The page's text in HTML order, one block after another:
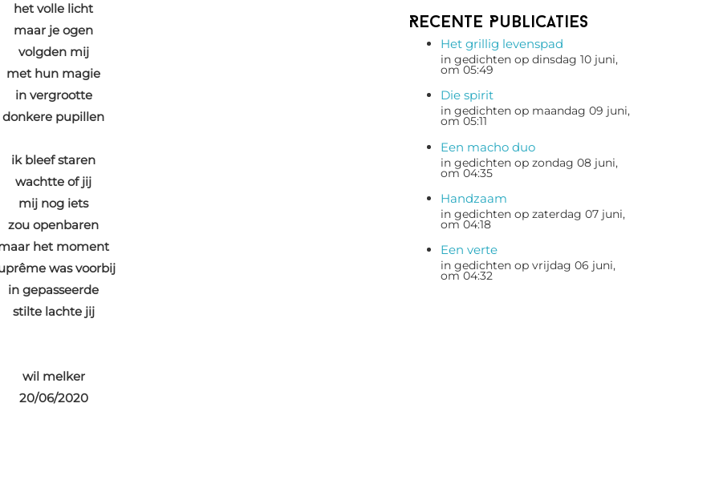
het volle licht
maar je ogen
volgden mij
met hun magie
in vergrootte
donkere pupillen
ik bleef staren
wachtte of jij
mij nog iets
zou openbaren
het moment
was voorbij
in gepasseerde
stilte lachte jij
wil melker
20/06/2020
Recente Publicaties
Het grillig levenspad
in gedichten op dinsdag 10 juni,
om 05:49
Die spirit
in gedichten op maandag 09 juni,
om 05:11
Een macho duo
in gedichten op zondag 08 juni,
om 04:35
Handzaam
in gedichten op zaterdag 07 juni,
om 04:18
Een verte
in gedichten op vrijdag 06 juni,
om 04:32